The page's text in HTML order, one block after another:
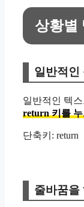
상황별
일반적인
일반적인 텍
return 키를
단축키: return
줄바꿈을